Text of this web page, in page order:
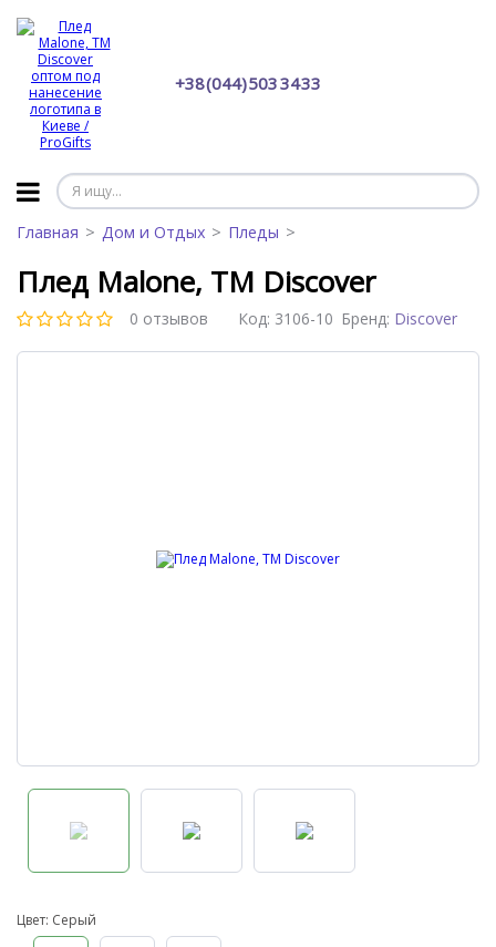
+38 (044) 503 34 33
Главная Дом и Отдых Пледы
Плед Malone, TM Discover
0 отзывов Бренд: Discover
Код: 3106-10
Цвет: Серый